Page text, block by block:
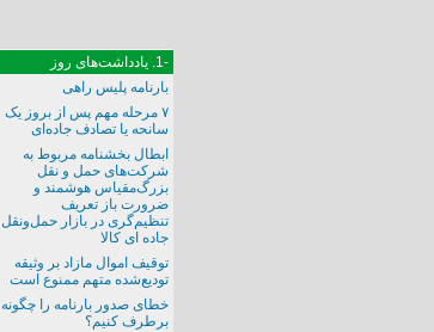
-1. یادداشت‌های روز
بارنامه پلیس راهی
۷ مرحله مهم پس از بروز یک
سانحه یا تصادف جاده‌ای
ابطال بخشنامه مربوط به
شرکت‌های حمل و نقل
بزرگ‌مقیاس هوشمند و
ضرورت باز تعریف
تنظیم‌گری در بازار حمل‌ونقل
جاده ای کالا
توقیف اموال مازاد بر وثیقه
تودیع‌شده متهم ممنوع است
خطای صدور بارنامه را چگونه
برطرف کنیم؟‌